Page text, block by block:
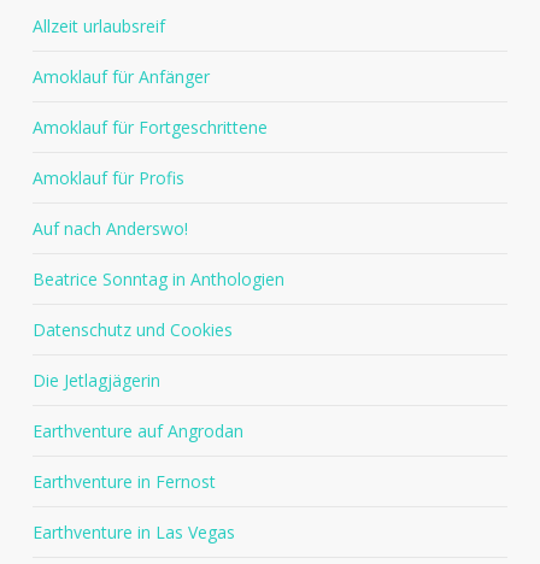
Allzeit urlaubsreif
Amoklauf für Anfänger
Amoklauf für Fortgeschrittene
Amoklauf für Profis
Auf nach Anderswo!
Beatrice Sonntag in Anthologien
Datenschutz und Cookies
Die Jetlagjägerin
Earthventure auf Angrodan
Earthventure in Fernost
Earthventure in Las Vegas